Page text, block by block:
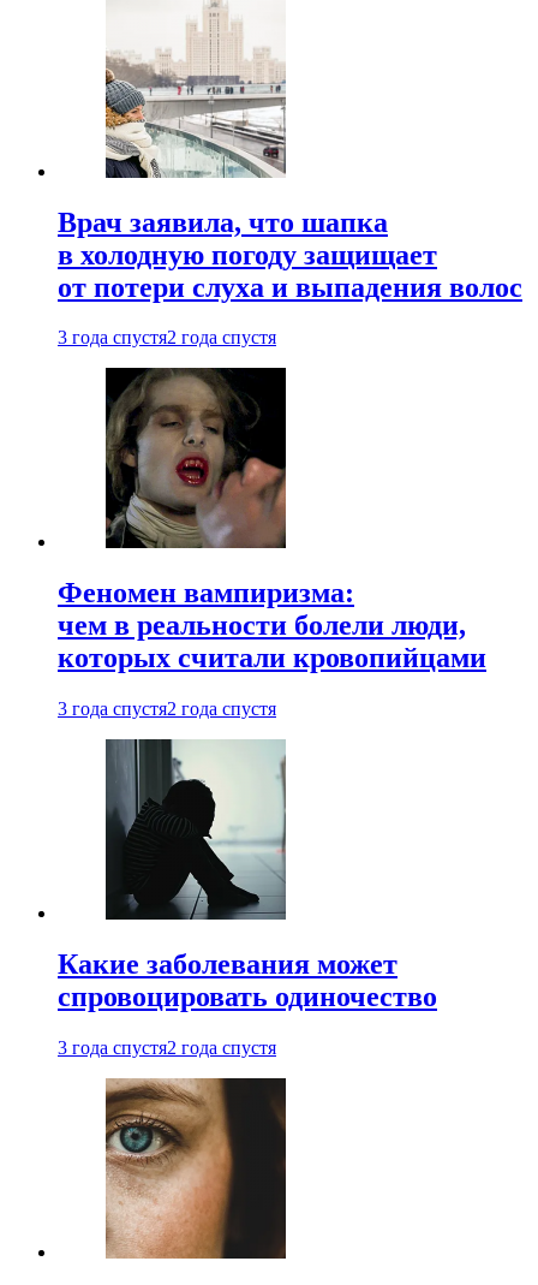
Врач заявила, что шапка
в холодную погоду защищает
от потери слуха и выпадения волос
3 года спустя2 года спустя
Феномен вампиризма:
чем в реальности болели люди,
которых считали кровопийцами
3 года спустя2 года спустя
Какие заболевания может
спровоцировать одиночество
3 года спустя2 года спустя